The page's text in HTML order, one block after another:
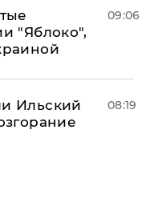
"Яблоко",
09:06
Ильский
08:19